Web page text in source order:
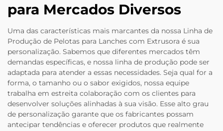
para Mercados Diversos
Uma das características mais marcantes da nossa Linha de
Produção de Pelotas para Lanches com Extrusora é sua
personalização. Sabemos que diferentes mercados têm
demandas específicas, e nossa linha de produção pode ser
adaptada para atender a essas necessidades. Seja qual for a
forma, o tamanho ou o sabor exigidos, nossa equipe
trabalha em estreita colaboração com os clientes para
desenvolver soluções alinhadas à sua visão. Esse alto grau
de personalização garante que os fabricantes possam
antecipar tendências e oferecer produtos que realmente